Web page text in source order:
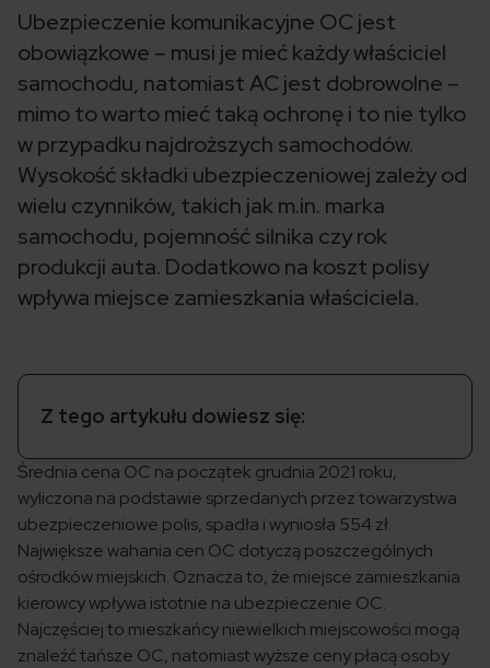
Ubezpieczenie komunikacyjne OC jest
obowiązkowe – musi je mieć każdy właściciel
samochodu, natomiast AC jest dobrowolne –
mimo to warto mieć taką ochronę i to nie tylko
w przypadku najdroższych samochodów.
Wysokość składki ubezpieczeniowej zależy od
wielu czynników, takich jak m.in. marka
samochodu, pojemność silnika czy rok
produkcji auta. Dodatkowo na koszt polisy
wpływa miejsce zamieszkania właściciela.
Z tego artykułu dowiesz się:
Średnia cena OC na początek grudnia 2021 roku,
wyliczona na podstawie sprzedanych przez towarzystwa
ubezpieczeniowe polis, spadła i wyniosła 554 zł.
Największe wahania cen OC dotyczą poszczególnych
ośrodków miejskich. Oznacza to, że miejsce zamieszkania
kierowcy wpływa istotnie na ubezpieczenie OC.
Najczęściej to mieszkańcy niewielkich miejscowości mogą
znaleźć tańsze OC, natomiast wyższe ceny płacą osoby